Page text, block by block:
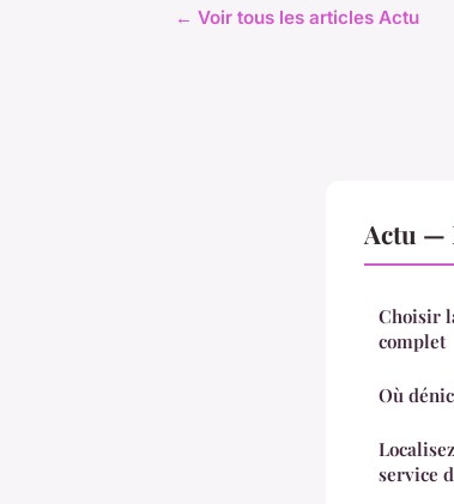
← Voir tous les articles Actu
Actu —
Choisir
complet
Où
service